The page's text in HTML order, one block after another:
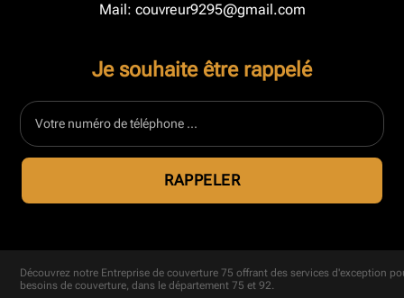
Mail: couvreur9295@gmail.com
Je souhaite être rappelé
Découvrez notre Entreprise de couverture 75 offrant des services d'exception
besoins de couverture, dans le département 75 et 92.